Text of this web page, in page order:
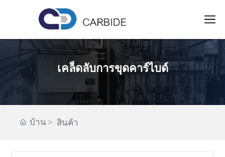
เคล็ดลับการขุดคาร์ไบด์
บ้าน สินค้า